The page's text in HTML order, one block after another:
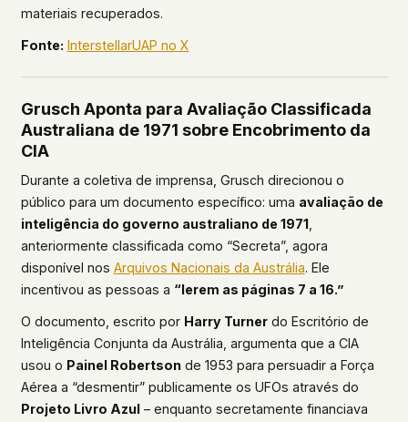
materiais recuperados.
Fonte: InterstellarUAP no X
Grusch Aponta para Avaliação Classificada
Australiana de 1971 sobre Encobrimento da
CIA
Durante a coletiva de imprensa, Grusch direcionou o
público para um documento específico: uma avaliação de
inteligência do governo australiano de 1971,
anteriormente classificada como “Secreta”, agora
disponível nos Arquivos Nacionais da Austrália. Ele
incentivou as pessoas a “lerem as páginas 7 a 16.”
O documento, escrito por Harry Turnerdo Escritório de
Inteligência Conjunta da Austrália, argumenta que a CIA
usou o Painel Robertsonde 1953 para persuadir a Força
Aérea a “desmentir” publicamente os UFOs através do
Projeto Livro Azul– enquanto secretamente financiava